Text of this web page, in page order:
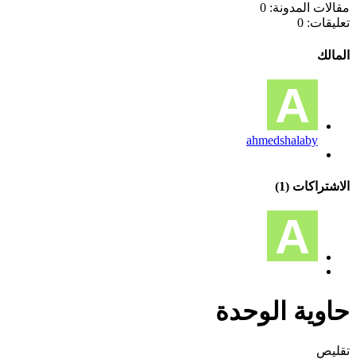
المدونة: 0
0
ahmedshalaby
(1)
الوحدة